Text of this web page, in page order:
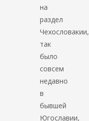
на
раздел
Чехословакии,
так
было
совсем
недавно
в
бывшей
Югославии,